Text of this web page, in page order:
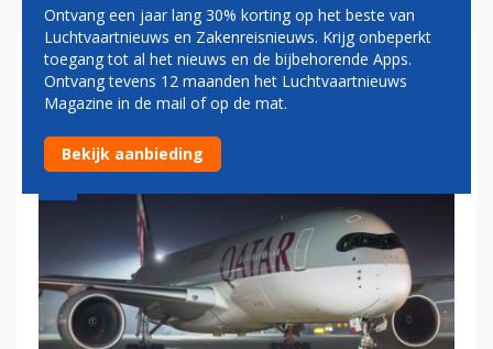
QATAR AIRWAYS DEBUTEERT
MET A350 IN LONDEN
Ontvang een jaar lang 30% korting op het beste van
Luchtvaartnieuws en Zakenreisnieuws. Krijg onbeperkt
toegang tot al het nieuws en de bijbehorende Apps.
Ontvang tevens 12 maanden het Luchtvaartnieuws
Magazine in de mail of op de mat.
Bekijk aanbieding